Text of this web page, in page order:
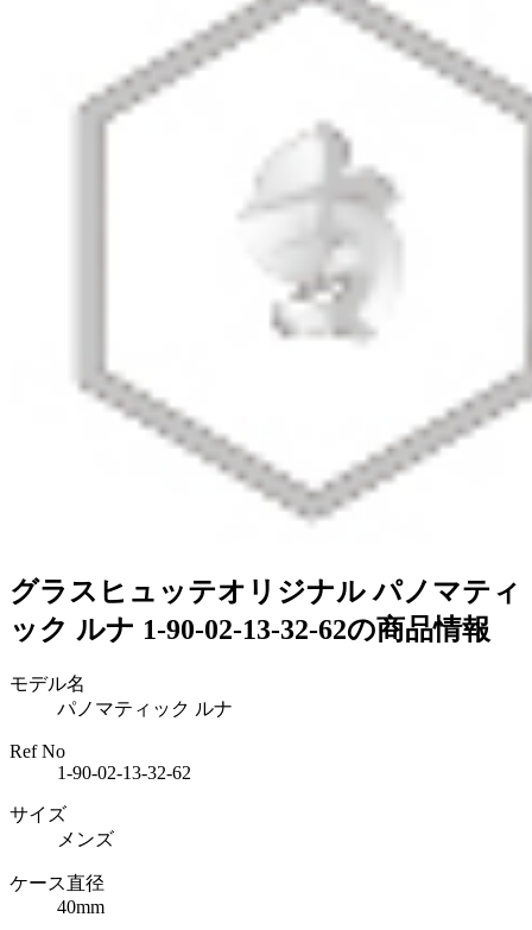
グラスヒュッテオリジナル パノマティ
ック ルナ 1-90-02-13-32-62の商品情報
モデル名
パノマティック ルナ
Ref No
1-90-02-13-32-62
サイズ
メンズ
ケース直径
40mm